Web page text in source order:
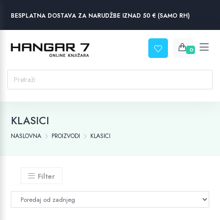
BESPLATNA DOSTAVA ZA NARUDŽBE IZNAD 50 € (SAMO RH)
0
KLASICI
NASLOVNA PROIZVODI KLASICI
Filter